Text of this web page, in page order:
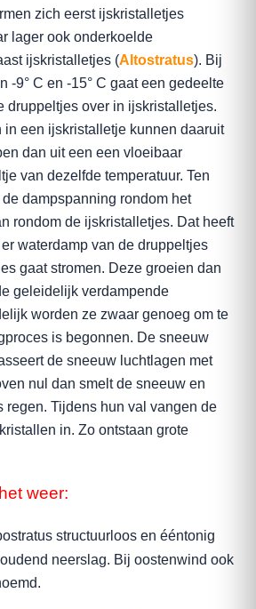
zich eerst ijskristalletjes
lager ook onderkoelde
ijskristalletjes (Altostratus). Bij
-9° C en -15° C gaat een gedeelte
druppeltjes over in ijskristalletjes.
in een ijskristalletje kunnen daaruit
dan uit een een vloeibaar
van dezelfde temperatuur. Ten
dampspanning rondom het
rondom de ijskristalletjes. Dat heeft
waterdamp van de druppeltjes
gaat stromen. Deze groeien dan
geleidelijk verdampende
worden ze zwaar genoeg om te
is begonnen. De sneeuw
de sneeuw luchtlagen met
nul dan smelt de sneeuw en
regen. Tijdens hun val vangen de
in. Zo ontstaan grote
weer:
structuurloos en ééntonig
neerslag. Bij oostenwind ook